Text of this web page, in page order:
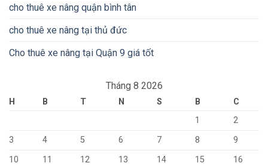
cho thuê xe nâng quận bình tân
cho thuê xe nâng tại thủ đức
Cho thuê xe nâng tại Quận 9 giá tốt
Tháng 8 2026
H B T N S B
C
1
2
3
4 5 6 7 8
9
10
11 12 13 14 15
16